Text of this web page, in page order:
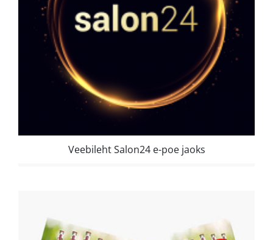
Veebileht Salon24 e-poe jaoks